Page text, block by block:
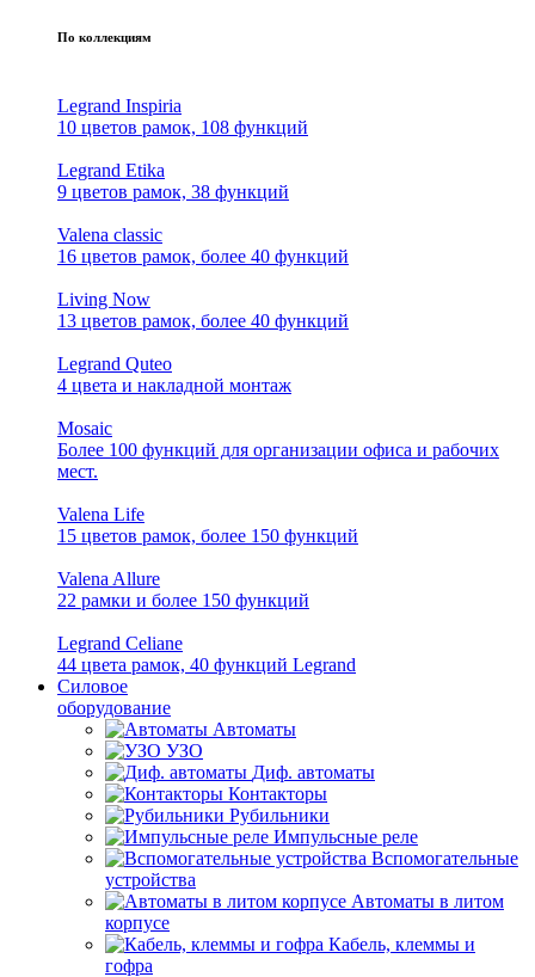
По коллекциям
Legrand Inspiria
10 цветов рамок, 108 функций
Legrand Etika
9 цветов рамок, 38 функций
Valena classic
16 цветов рамок, более 40 функций
Living Now
13 цветов рамок, более 40 функций
Legrand Quteo
4 цвета и накладной монтаж
Mosaic
Более 100 функций для организации офиса и рабочих
мест.
Valena Life
15 цветов рамок, более 150 функций
Valena Allure
22 рамки и более 150 функций
Legrand Celiane
44 цвета рамок, 40 функций Legrand
Силовое
оборудование
Автоматы
УЗО
Диф. автоматы
Контакторы
Рубильники
Импульсные реле
Вспомогательные
устройства
Автоматы в литом
корпусе
Кабель, клеммы и
гофра